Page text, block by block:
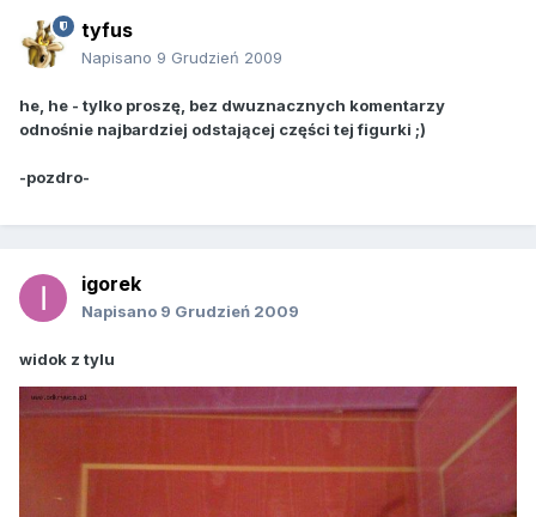
tyfus
Napisano 9 Grudzień 2009
he, he - tylko proszę, bez dwuznacznych komentarzy
odnośnie najbardziej odstającej części tej figurki ;)
-pozdro-
igorek
Napisano 9 Grudzień 2009
widok z tylu